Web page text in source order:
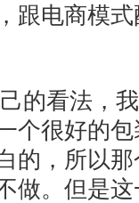
跟电商模
看法，我
个很好的
的，所以
做。但是